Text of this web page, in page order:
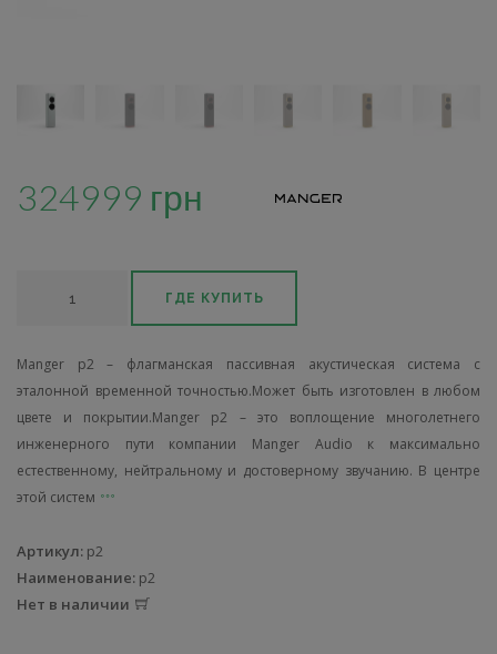
324999 грн
ГДЕ КУПИТЬ
Manger p2 – флагманская пассивная акустическая система с
эталонной временной точностью.Может быть изготовлен в любом
цвете и покрытии.Manger p2 – это воплощение многолетнего
инженерного пути компании Manger Audio к максимально
естественному, нейтральному и достоверному звучанию. В центре
этой систем
Артикул: p2
Наименование: p2
Нет в наличии